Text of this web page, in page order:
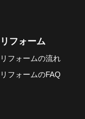
リフォーム
リフォームの流れ
リフォームのFAQ